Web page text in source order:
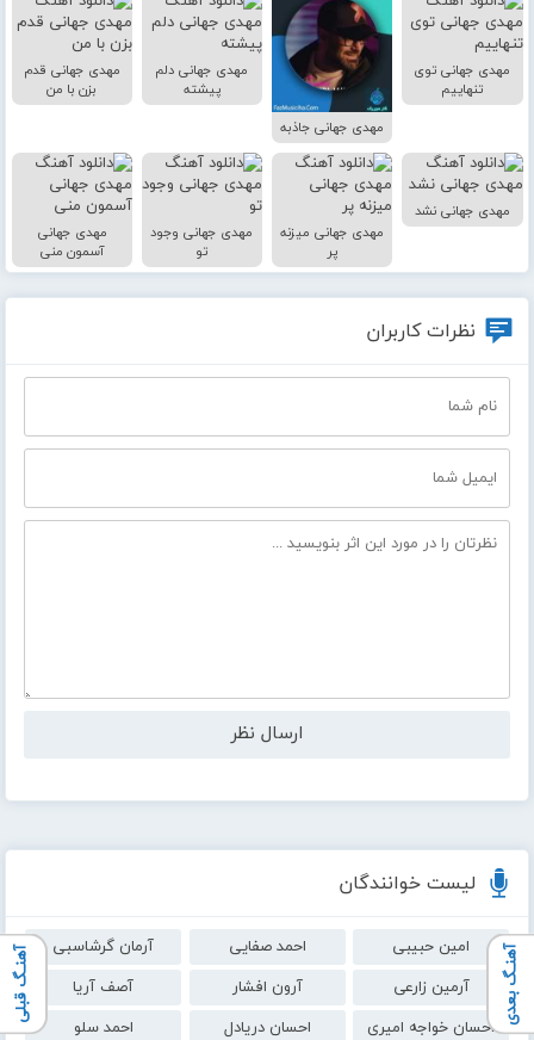
لیست خوانندگان
امین حبیبی احمد صفایی
آرمان گرشاسبی
آرمین زارعی
آرون افشار
آصف آریا
احسان خواجه امیری
احسان دریادل
احمد سلو
آهنـگ بعدی آهنـگ قبلی
مهدی جهانی توی
تنهاییم
مهدی جهانی جاذبه
مهدی جهانی دلم
پیشته
مهدی جهانی قدم
بزن با من
مهدی جهانی نشد
مهدی جهانی میزنه
پر
مهدی جهانی وجود
تو
مهدی جهانی
آسمون منی
نظرات کاربران